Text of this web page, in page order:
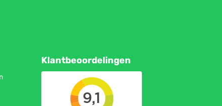
Klantbeoordelingen